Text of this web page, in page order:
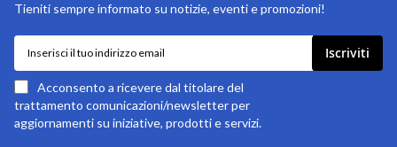
Tieniti sempre informato su notizie, eventi e promozioni!
Iscriviti
alla
nostra
newsletter:
Iscriviti
Acconsento a ricevere dal titolare del
trattamento comunicazioni/newsletter per
aggiornamenti su iniziative, prodotti e servizi.